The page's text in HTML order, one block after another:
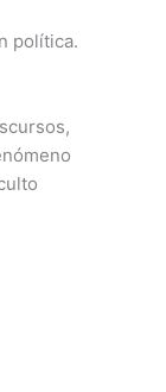
política.